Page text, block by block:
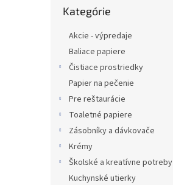
kategórie
Kategórie
Akcie - výpredaje
Baliace papiere
Čistiace prostriedky
Papier na pečenie
Pre reštaurácie
Toaletné papiere
Zásobníky a dávkovače
Krémy
Školské a kreatívne potreby
Kuchynské utierky